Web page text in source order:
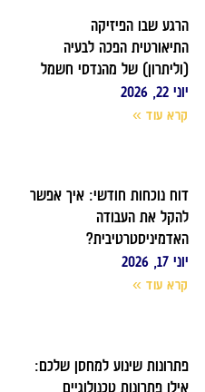
הרגע שבו הפיזיקה
התיאורטית הפכה לבעיה
(וליתרון) של מהנדסי חשמל
יוני 22, 2026
קרא עוד »
דוח נוכחות חודשי: איך אפשר
להקל את העבודה
האדמיניסטרטיבית?
יוני 17, 2026
קרא עוד »
פתרונות שינוע למחסן שלכם:
אילו פתרונות טכנולוגיים